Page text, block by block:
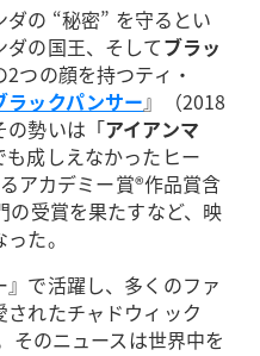
の “秘密” を守るとい
の国王、そしてブラッ
つの顔を持つティ・
ラックパンサー』（2018
の勢いは「アイアンマ
も成しえなかったヒー
アカデミー賞®︎作品賞含
の受賞を果たすなど、映
た。
で活躍し、多くのファ
れたチャドウィック
そのニュースは世界中を